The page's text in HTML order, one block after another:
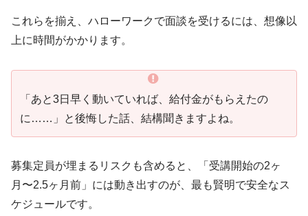
これらを揃え、ハローワークで面談を受けるには、想像以
上に時間がかかります。
「あと3日早く動いていれば、給付金がもらえたの
に……」と後悔した話、結構聞きますよね。
募集定員が埋まるリスクも含めると、「受講開始の2ヶ
月〜2.5ヶ月前」には動き出すのが、最も賢明で安全なス
ケジュールです。